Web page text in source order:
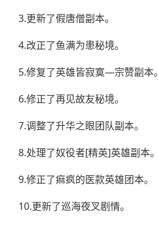
3.更新了假唐僧副本。
4.改正了鱼满为患秘境。
5.修复了英雄皆寂寞—宗赞副本。
6.修正了再见故友秘境。
7.调整了升华之眼团队副本。
8.处理了奴役者[精英]英雄副本。
9.修正了痲疯的医款英雄团本。
10.更新了巡海夜叉剧情。